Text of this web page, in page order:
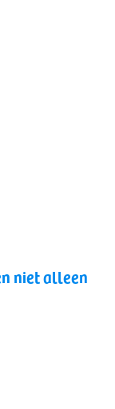
niet alleen